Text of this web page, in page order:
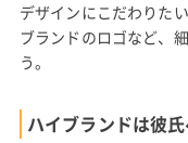
デザインにこだわりた
ブランドのロゴなど、
う。
ハイブランドは彼